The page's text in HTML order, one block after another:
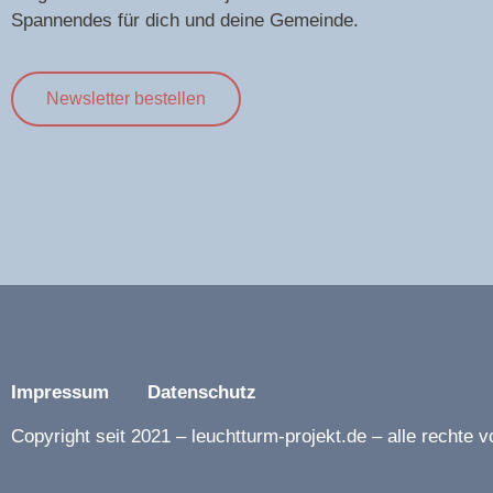
Spannendes für dich und deine Gemeinde.
Newsletter bestellen
Impressum Datenschutz
Copyright seit 2021 – leuchtturm-projekt.de – alle rechte